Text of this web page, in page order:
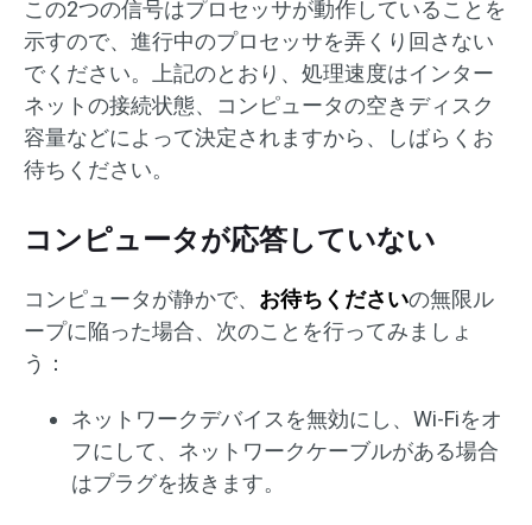
この2つの信号はプロセッサが動作していることを
示すので、進行中のプロセッサを弄くり回さない
でください。上記のとおり、処理速度はインター
ネットの接続状態、コンピュータの空きディスク
容量などによって決定されますから、しばらくお
待ちください。
コンピュータが応答していない
コンピュータが静かで、 お待ちくださいの無限ル
ープに陥った場合、次のことを行ってみましょ
う：
ネットワークデバイスを無効にし、Wi-Fiをオ
フにして、ネットワークケーブルがある場合
はプラグを抜きます。